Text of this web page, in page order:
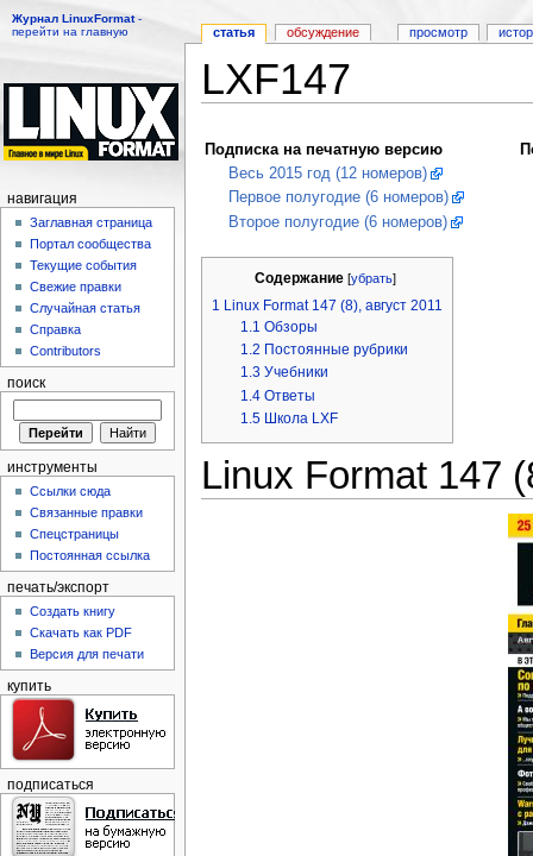
Журнал LinuxFormat-
перейти на главную
LXF147
Подписка на печатную версию
Весь 2015 год (12 номеров)
Первое полугодие (6 номеров)
Второе полугодие (6 номеров)
Содержание[убрать]
1 Linux Format 147 (8), август 2011
1.1 Обзоры
1.2 Постоянные рубрики
1.3 Учебники
1.4 Ответы
1.5 Школа LXF
Linux Format 147
статья обсуждение просмотр
навигация
Заглавная страница
Портал сообщества
Текущие события
Свежие правки
Случайная статья
Справка
Contributors
поиск
инструменты
Ссылки сюда
Связанные правки
Спецстраницы
Постоянная ссылка
печать/экспорт
Создать книгу
Скачать как PDF
Версия для печати
купить
подписаться